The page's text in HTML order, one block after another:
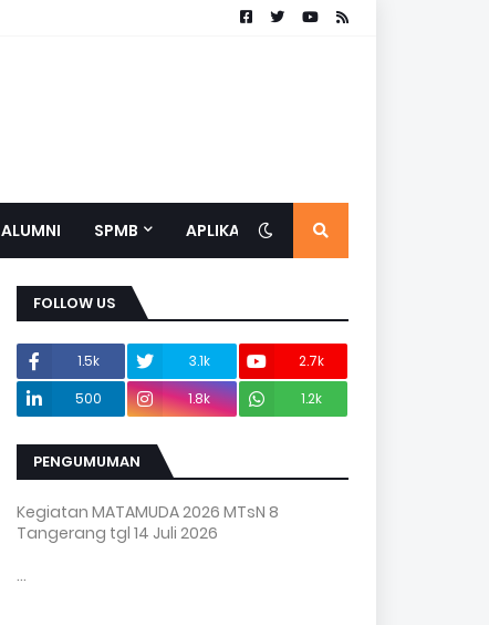
ALUMNI SPMB APLIKASI
FOLLOW US
1.5k 3.1k
2.7k
500
1.8k 1.2k
PENGUMUMAN
Kegiatan MATAMUDA 2026 MTsN 8
Tangerang tgl 14 Juli 2026
...